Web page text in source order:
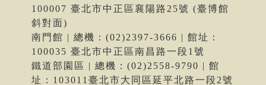
100007 臺北市中正區襄陽路25號 (臺博館
斜對面)
南門館 | 總機：(02)2397-3666 | 館址：
100035 臺北市中正區南昌路一段1號
鐵道部園區 | 總機：(02)2558-9790 | 館
址：103011臺北市大同區延平北路一段2號